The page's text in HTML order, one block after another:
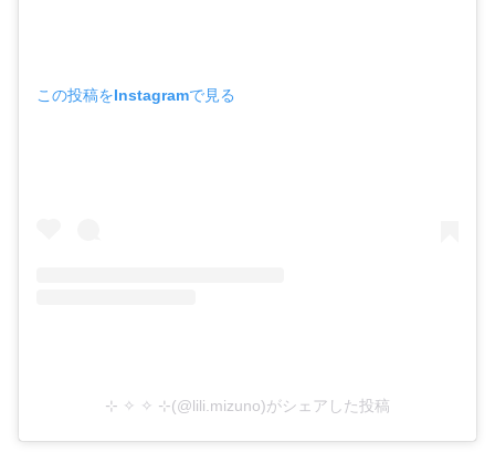
この投稿をInstagramで見る
⊹ ✧ ✧ ⊹(@lili.mizuno)がシェアした投稿